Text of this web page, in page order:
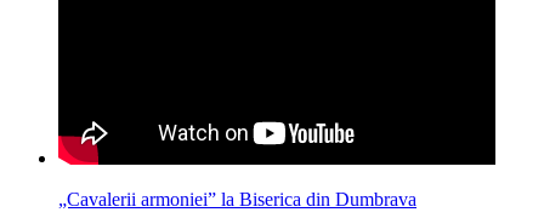
„Cavalerii armoniei” la Biserica din Dumbrava